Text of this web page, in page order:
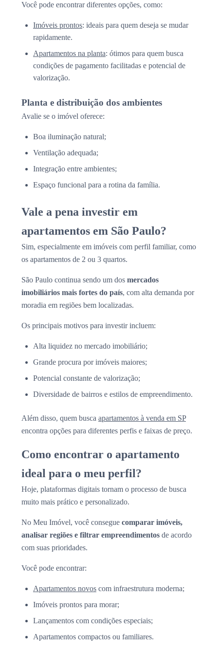
Você pode encontrar diferentes opções, como:
Imóveis prontos: ideais para quem deseja se mudar
rapidamente.
Apartamentos na planta: ótimos para quem busca
condições de pagamento facilitadas e potencial de
valorização.
Planta e distribuição dos ambientes
Avalie se o imóvel oferece:
Boa iluminação natural;
Ventilação adequada;
Integração entre ambientes;
Espaço funcional para a rotina da família.
Vale a pena investir em
apartamentos em São Paulo?
Sim, especialmente em imóveis com perfil familiar, como
os apartamentos de 2 ou 3 quartos.
São Paulo continua sendo um dos mercados
imobiliários mais fortes do país, com alta demanda por
moradia em regiões bem localizadas.
Os principais motivos para investir incluem:
Alta liquidez no mercado imobiliário;
Grande procura por imóveis maiores;
Potencial constante de valorização;
Diversidade de bairros e estilos de empreendimento.
Além disso, quem busca apartamentos à venda em SP
encontra opções para diferentes perfis e faixas de preço.
Como encontrar o apartamento
ideal para o meu perfil?
Hoje, plataformas digitais tornam o processo de busca
muito mais prático e personalizado.
No Meu Imóvel, você consegue comparar imóveis,
analisar regiões e filtrar empreendimentos de acordo
com suas prioridades.
Você pode encontrar:
Apartamentos novos com infraestrutura moderna;
Imóveis prontos para morar;
Lançamentos com condições especiais;
Apartamentos compactos ou familiares.